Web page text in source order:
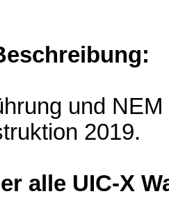
und
2019.
alle UIC-X